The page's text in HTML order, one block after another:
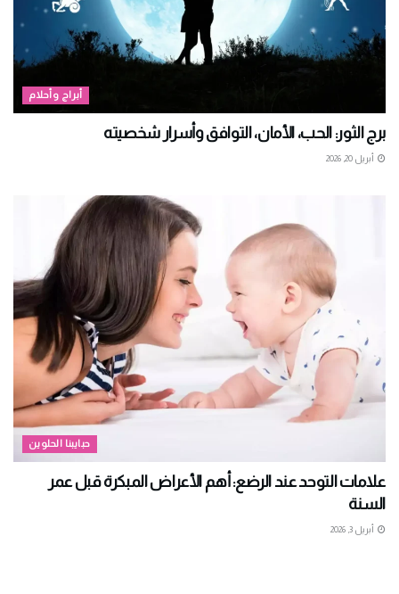
أبراج وأحلام
برج الثور: الحب، الأمان، التوافق وأسرار شخصيته
أبريل 20, 2026
حبايبنا الحلوين
علامات التوحد عند الرضع: أهم الأعراض المبكرة قبل عمر
السنة
أبريل 3, 2026